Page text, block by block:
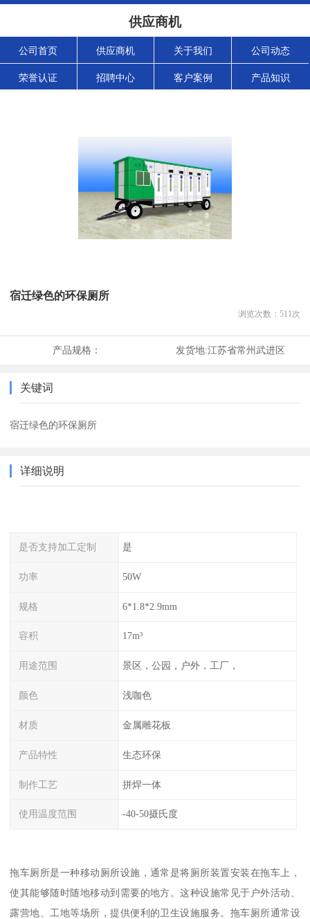
供应商机
公司首页 供应商机 关于我们 公司动态
荣誉认证 招聘中心 客户案例 产品知识
宿迁绿色的环保厕所
浏览次数： 511次
产品规格： 发货地:江苏省常州武进区
关键词
宿迁绿色的环保厕所
详细说明
是否支持加工定制 是
功率 50W
规格 6*1.8*2.9mm
容积 17m³
用途范围 景区，公园，户外，工厂，
颜色 浅咖色
材质 金属雕花板
产品特性 生态环保
制作工艺 拼焊一体
使用温度范围 -40-50摄氏度
拖车厕所是一种移动厕所设施，通常是将厕所装置安装在拖车上，
使其能够随时随地移动到需要的地方。这种设施常见于户外活动、
露营地、工地等场所，提供便利的卫生设施服务。拖车厕所通常设